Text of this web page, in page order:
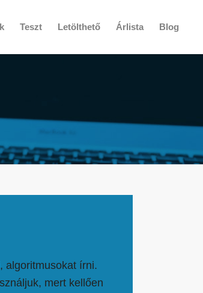
Teszt Letölthető Árlista Blog
algoritmusokat írni.
mert kellően